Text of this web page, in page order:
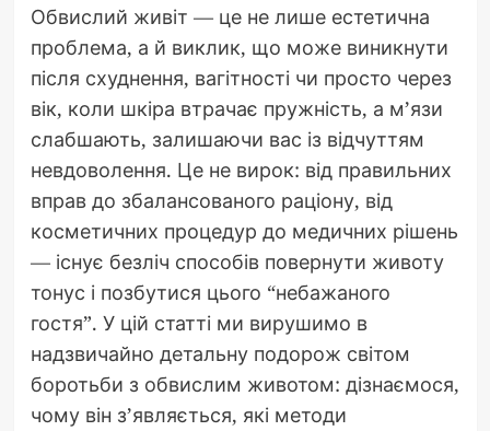
Обвислий живіт — це не лише естетична
проблема, а й виклик, що може виникнути
після схуднення, вагітності чи просто через
вік, коли шкіра втрачає пружність, а м’язи
слабшають, залишаючи вас із відчуттям
невдоволення. Це не вирок: від правильних
вправ до збалансованого раціону, від
косметичних процедур до медичних рішень
— існує безліч способів повернути животу
тонус і позбутися цього “небажаного
гостя”. У цій статті ми вирушимо в
надзвичайно детальну подорож світом
боротьби з обвислим животом: дізнаємося,
чому він з’являється, які методи